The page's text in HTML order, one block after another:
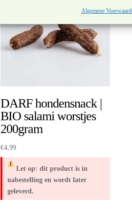
Algemene
DARF hondensnack |
BIO salami worstjes
200gram
€4,99
Let op: dit product is in
nabestelling en wordt later
geleverd.